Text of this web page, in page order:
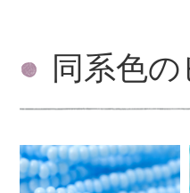
同系色